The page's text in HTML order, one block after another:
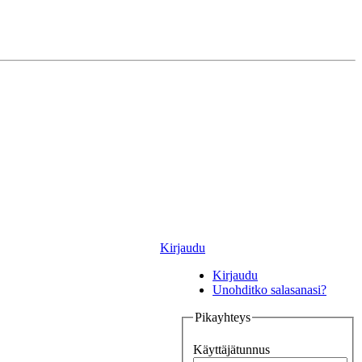
Kirjaudu
Kirjaudu
Unohditko salasanasi?
Pikayhteys
Käyttäjätunnus